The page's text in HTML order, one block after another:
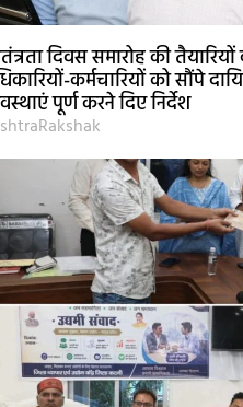
दिवस समारोह की
कर्मचारियों को सौंपे
पूर्ण करने दिए निर्देश